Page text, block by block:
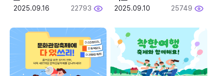
2025.09.16 22793 2025.09.10 25749